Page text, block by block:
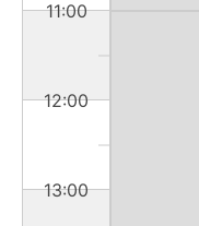
11:00
12:00
13:00